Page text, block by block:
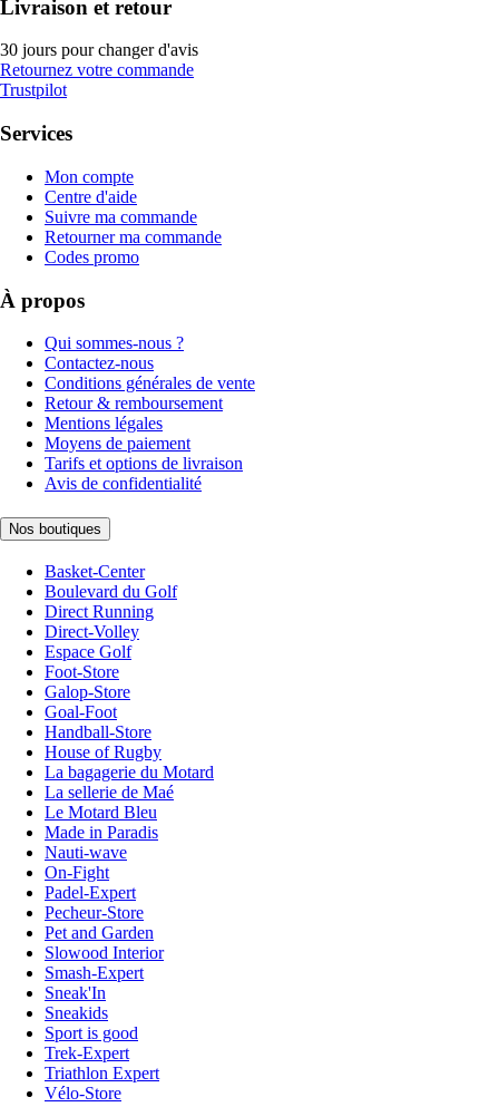
Livraison et retour
30 jours pour changer d'avis
Retournez votre commande
Trustpilot
Services
Mon compte
Centre d'aide
Suivre ma commande
Retourner ma commande
Codes promo
À propos
Qui sommes-nous ?
Contactez-nous
Conditions générales de vente
Retour & remboursement
Mentions légales
Moyens de paiement
Tarifs et options de livraison
Avis de confidentialité
Nos boutiques
Basket-Center
Boulevard du Golf
Direct Running
Direct-Volley
Espace Golf
Foot-Store
Galop-Store
Goal-Foot
Handball-Store
House of Rugby
La bagagerie du Motard
La sellerie de Maé
Le Motard Bleu
Made in Paradis
Nauti-wave
On-Fight
Padel-Expert
Pecheur-Store
Pet and Garden
Slowood Interior
Smash-Expert
Sneak'In
Sneakids
Sport is good
Trek-Expert
Triathlon Expert
Vélo-Store